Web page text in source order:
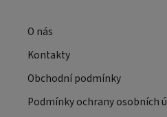
O nás
Kontakty
Obchodní podmínky
Podmínky ochrany osobních